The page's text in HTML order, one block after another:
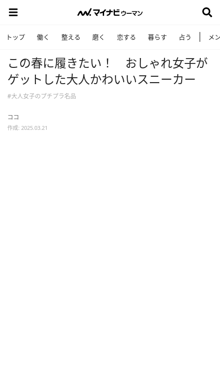
トップ 働く 整える 磨く 恋する 暮らす 占う メ
この春に履きたい！ おしゃれ女子が
ゲットした大人かわいいスニーカー
#大人女子のプチプラ名品
ココ
作成: 2025.03.21